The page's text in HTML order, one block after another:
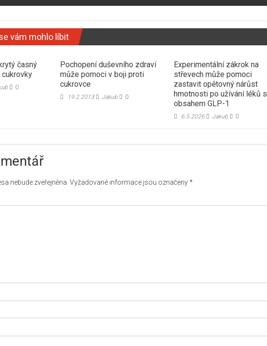
vám mohlo líbit
časný
cukrovky
0
Pochopení duševního zdraví
může pomoci v boji proti
cukrovce
19.2.2013 Jakub 0
Experimentální zákrok na
střevech může pomoci
zastavit opětovný nárůst
hmotnosti po užívání léků s
obsahem GLP-1
6.5.2026 Jakub 0
nebude zveřejněna. Vyžadované informace jsou označeny*